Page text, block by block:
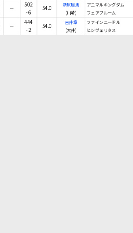
－
502
-6
54.0
新原周馬
(川崎)
アニマルキングダム
フェアブルーム
－
444
-2
54.0
吉井章
(大井)
ファインニードル
ヒシヴェリタス